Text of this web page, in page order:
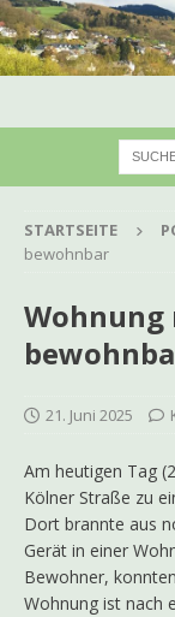
STARTSEITE
bewohnbar
Wohnung
21. Juni 2025
Am heutigen Tag
Kölner Straße zu
Dort brannte aus
Gerät in einer
Bewohner,
Wohnung ist nach